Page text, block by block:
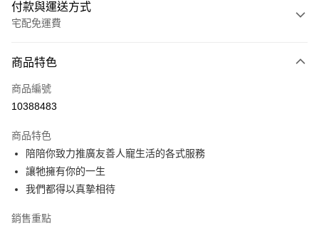
付款與運送方式
宅配免運費
全家線上支付
運送方式
本島宅配-活動商品
免運費
離島宅配-常溫商品
免運費
商品特色
商品編號
10388483
商品特色
陪陪你致力推廣友善人寵生活的各式服務
讓牠擁有你的一生
我們都得以真摯相待
銷售重點